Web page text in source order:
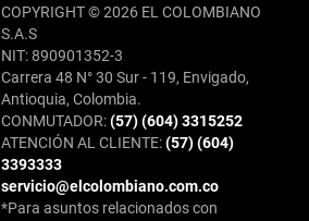
COPYRIGHT © 2026 EL COLOMBIANO
S.A.S
NIT: 890901352-3
Carrera 48 N° 30 Sur - 119, Envigado,
Antioquia, Colombia.
CONMUTADOR:(57) (604) 3315252
ATENCIÓN AL CLIENTE:(57) (604)
3393333
servicio@elcolombiano.com.co
*Para asuntos relacionados con